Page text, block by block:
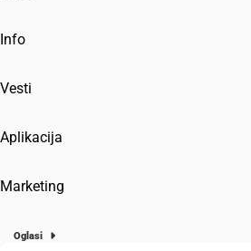
Info
Vesti
Aplikacija
Marketing
Oglasi